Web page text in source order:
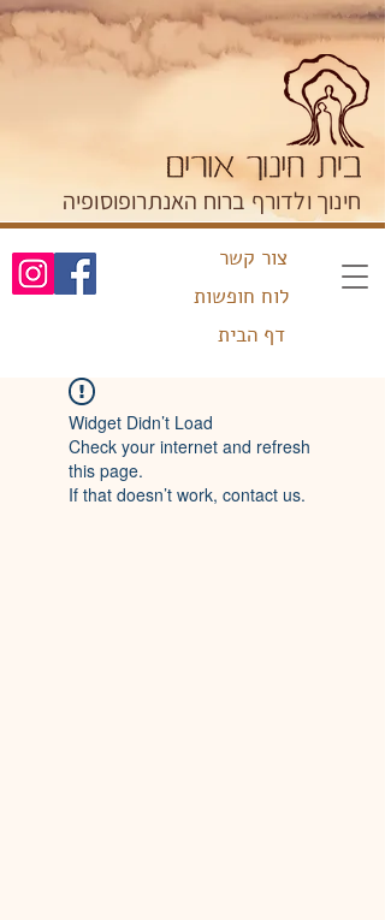
חינוך ולדורף ברוח האנתרופוסופיה
צור קשר
לוח חופשות
דף הבית
Widget Didn’t Load
Check your internet and refresh
this page.
If that doesn’t work, contact us.